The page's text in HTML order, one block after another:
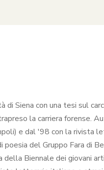
di Siena con una tesi sul
la carriera forense.
e dal '98 con la rivista
del Gruppo Fara di
Biennale dei giovani